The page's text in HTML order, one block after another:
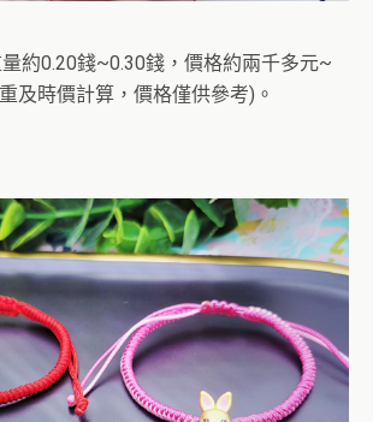
約0.20錢~0.30錢，價格約兩千多元~
及時價計算，價格僅供參考)。